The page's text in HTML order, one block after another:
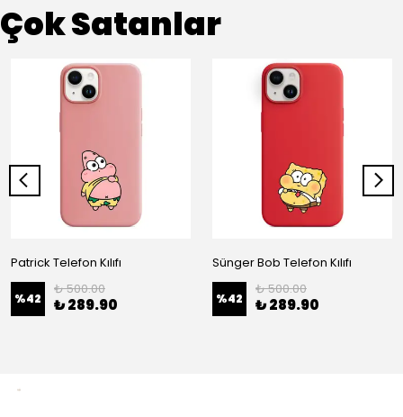
Çok Satanlar
Patrick Telefon Kılıfı
%42
₺ 500.00
₺ 289.90
Sünger Bob Telefon Kılıfı
%42
₺ 500.00
₺ 289.90